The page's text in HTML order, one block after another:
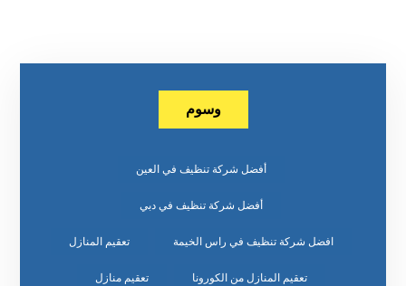
وسوم
أفضل شركة تنظيف في العين
أفضل شركة تنظيف في دبي
افضل شركة تنظيف في راس الخيمة تعقيم المنازل
تعقيم المنازل من الكورونا تعقيم منازل